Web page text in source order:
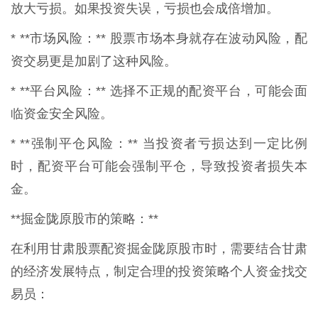
放大亏损。如果投资失误，亏损也会成倍增加。
* **市场风险：** 股票市场本身就存在波动风险，配
资交易更是加剧了这种风险。
* **平台风险：** 选择不正规的配资平台，可能会面
临资金安全风险。
* **强制平仓风险：** 当投资者亏损达到一定比例
时，配资平台可能会强制平仓，导致投资者损失本
金。
**掘金陇原股市的策略：**
在利用甘肃股票配资掘金陇原股市时，需要结合甘肃
的经济发展特点，制定合理的投资策略个人资金找交
易员：